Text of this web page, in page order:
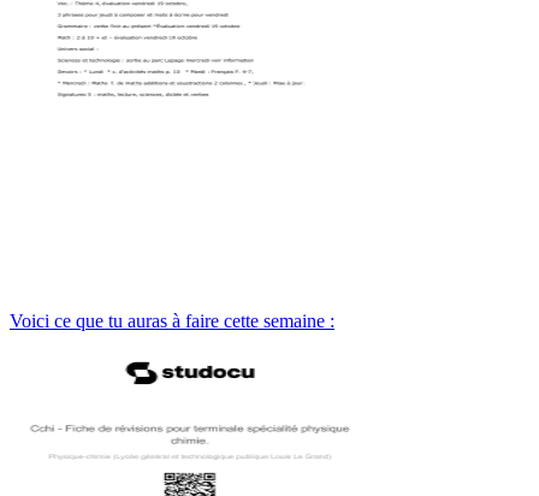
Voici ce que tu auras à faire cette semaine :